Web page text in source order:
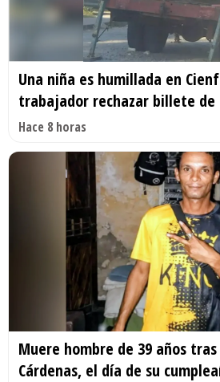
Una niña es humillada en
trabajador rechazar billete de
Hace 8 horas
Muere hombre de 39 años
Cárdenas, el día de su